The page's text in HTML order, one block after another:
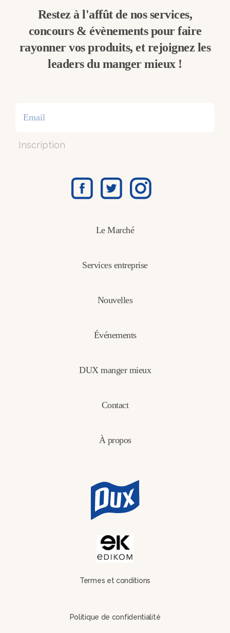
Restez à l'affût de nos services,
concours & évènements pour faire
rayonner vos produits, et rejoignez les
leaders du manger mieux !
Inscription
Le Marché
Services entreprise
Nouvelles
Événements
DUX manger mieux
Contact
À propos
Termes et conditions
Politique de confidentialité